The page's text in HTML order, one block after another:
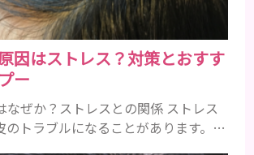
因はストレス？対策とおすす
ー
なぜか？ストレスとの関係 ストレス
のトラブルになることがあります。頭